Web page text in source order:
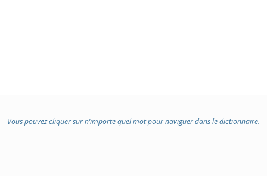
Vous pouvez cliquer sur n’importe quel mot pour naviguer dans le dictionnaire.